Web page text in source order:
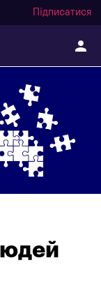
Підписатися